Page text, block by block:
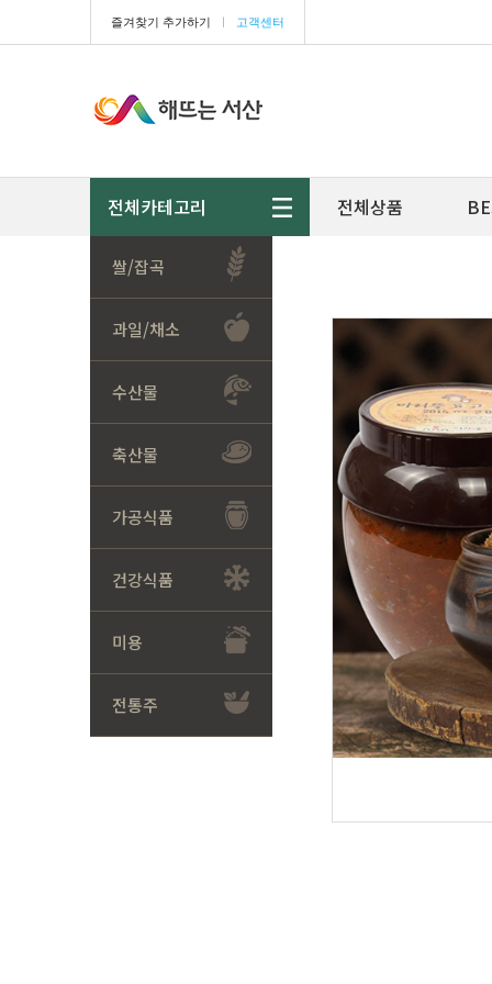
즐겨찾기 추가하기 ㅣ 고객센터
전체카테고리 전체상품
쌀/잡곡
과일/채소
수산물
축산물
가공식품
건강식품
미용
전통주